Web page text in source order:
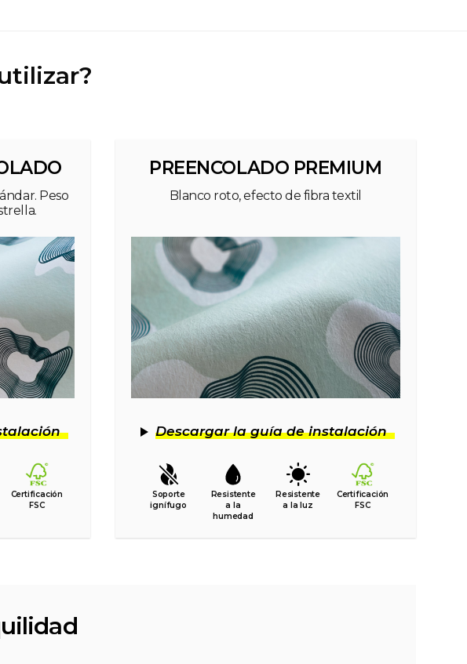
Peso
Certificación
FSC
PREENCOLADO PREMIUM
Blanco roto, efecto de fibra textil
Descargar la guía de instalación
Soporte
ignífugo
Resistente
a la
humedad
Resistente
a la luz
Certificación
FSC